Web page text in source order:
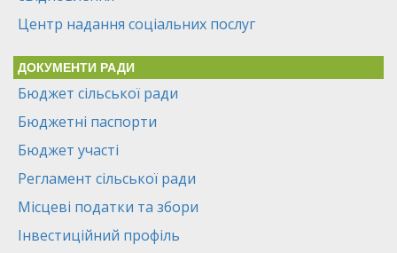
Центр надання соціальних послуг
ДОКУМЕНТИ РАДИ
Бюджет сільської ради
Бюджетні паспорти
Бюджет участі
Регламент сільської ради
Місцеві податки та збори
Інвестиційний профіль